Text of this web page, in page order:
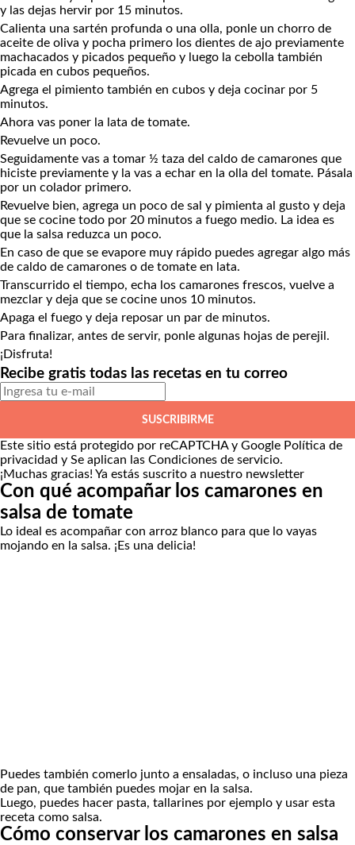
y las dejas hervir por 15 minutos.
Calienta una sartén profunda o una olla, ponle un chorro de
aceite de oliva y pocha primero los dientes de ajo previamente
machacados y picados pequeño y luego la cebolla también
picada en cubos pequeños.
Agrega el pimiento también en cubos y deja cocinar por 5
minutos.
Ahora vas poner la lata de tomate.
Revuelve un poco.
Seguidamente vas a tomar ½ taza del caldo de camarones que
hiciste previamente y la vas a echar en la olla del tomate. Pásala
por un colador primero.
Revuelve bien, agrega un poco de sal y pimienta al gusto y deja
que se cocine todo por 20 minutos a fuego medio. La idea es
que la salsa reduzca un poco.
En caso de que se evapore muy rápido puedes agregar algo más
de caldo de camarones o de tomate en lata.
Transcurrido el tiempo, echa los camarones frescos, vuelve a
mezclar y deja que se cocine unos 10 minutos.
Apaga el fuego y deja reposar un par de minutos.
Para finalizar, antes de servir, ponle algunas hojas de perejil.
¡Disfruta!
Recibe gratis todas las recetas en tu correo
SUSCRIBIRME
Este sitio está protegido por reCAPTCHA y Google Política de
privacidad y Se aplican las Condiciones de servicio.
¡Muchas gracias! Ya estás suscrito a nuestro newsletter
Con qué acompañar los camarones en
salsa de tomate
Lo ideal es acompañar con arroz blanco para que lo vayas
mojando en la salsa. ¡Es una delicia!
Puedes también comerlo junto a ensaladas, o incluso una pieza
de pan, que también puedes mojar en la salsa.
Luego, puedes hacer pasta, tallarines por ejemplo y usar esta
receta como salsa.
Cómo conservar los camarones en salsa